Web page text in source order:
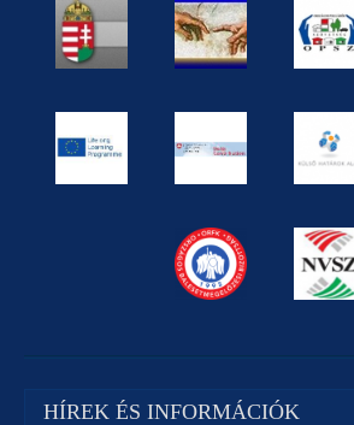
HÍREK ÉS INFORMÁCIÓK